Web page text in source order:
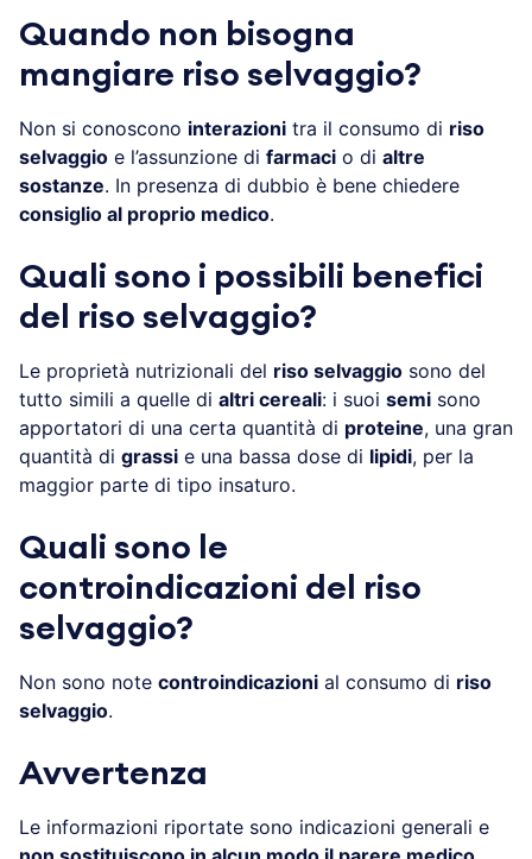
Quando non bisogna
mangiare riso selvaggio?
Non si conoscono interazioni tra il consumo di riso
selvaggio e l’assunzione di farmaci o di altre
sostanze. In presenza di dubbio è bene chiedere
consiglio al proprio medico.
Quali sono i possibili benefici
del riso selvaggio?
Le proprietà nutrizionali del riso selvaggio sono del
tutto simili a quelle di altri cereali: i suoi semi sono
apportatori di una certa quantità di proteine, una gran
quantità di grassi e una bassa dose di lipidi, per la
maggior parte di tipo insaturo.
Quali sono le
controindicazioni del riso
selvaggio?
Non sono note controindicazioni al consumo di riso
selvaggio.
Avvertenza
Le informazioni riportate sono indicazioni generali e